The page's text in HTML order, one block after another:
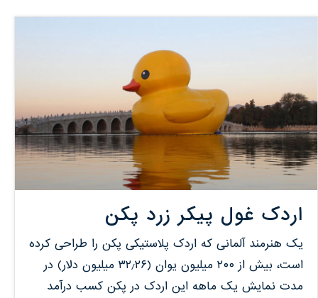
اردک غول پیکر زرد پکن
یک هنرمند آلمانی که اردک پلاستیکی پکن را طراحی کرده
است، بیش از ۲۰۰ میلیون یوان (۳۲٫۲۶ میلیون دلار) در
مدت نمایش یک ماهه این اردک در پکن کسب درآمد